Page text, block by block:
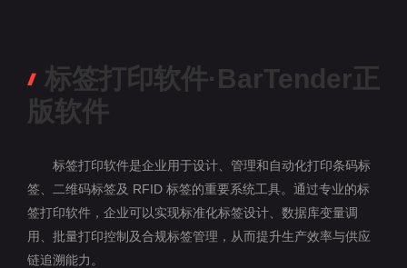
标签打印软件·BarTender正
版软件
标签打印软件是企业用于设计、管理和自动化打印条码标
签、二维码标签及 RFID 标签的重要系统工具。通过专业的标
签打印软件，企业可以实现标准化标签设计、数据库变量调
用、批量打印控制及合规标签管理，从而提升生产效率与供应
链追溯能力。